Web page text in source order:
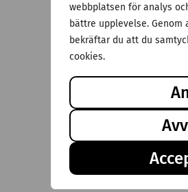
webbplatsen för analys
bättre upplevelse.
bekräftar du att du
cookies.